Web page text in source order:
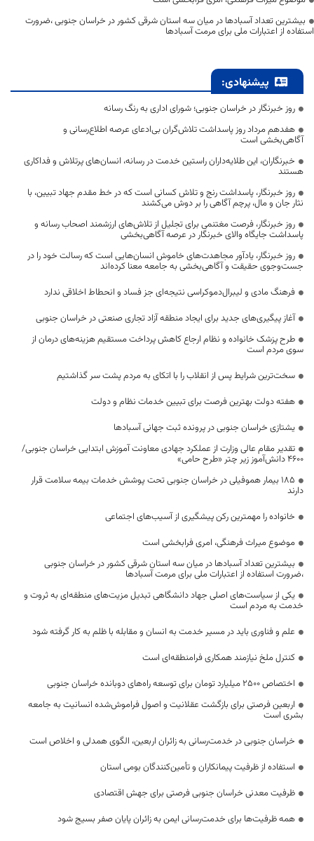
بیشترین تعداد آسبادها در میان سه استان شرقی کشور در خراسان جنوبی ،ضرورت
استفاده از اعتبارات ملی برای مرمت آسبادها
پیشنهادی:
روز خبرنگار در خراسان جنوبی؛ شورای اداری به رنگ رسانه
هفدهم مرداد روز پاسداشت تلاش‌گران بی‌ادعای عرصه اطلاع‌رسانی و
آگاهی‌بخشی است
خبرنگاران، این طلایه‌داران راستین خدمت در رسانه، انسان‌های پرتلاش و فداکاری
هستند
روز خبرنگار، پاسداشت رنج و تلاش کسانی است که در خط مقدم جهاد تبیین، با
نثار جان و مال، پرچم آگاهی را بر دوش می‌کشند
روز خبرنگار، فرصت مغتنمی برای تجلیل از تلاش‌های ارزشمند اصحاب رسانه و
پاسداشت جایگاه والای خبرنگار در عرصه آگاهی‌بخشی
روز خبرنگار، یادآور مجاهدت‌های خاموش انسان‌هایی است که رسالت خود را در
جست‌وجوی حقیقت و آگاهی‌بخشی به جامعه معنا کرده‌اند
فرهنگ مادی و لیبرال‌دموکراسی نتیجه‌ای جز فساد و انحطاط اخلاقی ندارد
آغاز پیگیری‌های جدید برای ایجاد منطقه آزاد تجاری صنعتی در خراسان جنوبی
طرح پزشک خانواده و نظام ارجاع کاهش پرداخت مستقیم هزینه‌های درمان از
سوی مردم است
سخت‌ترین شرایط پس از انقلاب را با اتکای به مردم پشت سر گذاشتیم
هفته دولت بهترین فرصت برای تبیین خدمات نظام و دولت
یشتازی خراسان جنوبی در پرونده ثبت جهانی آسبادها
تقدیر مقام عالی وزارت از عملکرد جهادی معاونت آموزش ابتدایی خراسان جنوبی/
۴۶۰۰ دانش‌آموز زیر چتر «طرح حامی»
۱۸۵ بیمار هموفیلی در خراسان جنوبی تحت پوشش خدمات بیمه سلامت قرار
دارند
خانواده را مهمترین رکن پیشگیری از آسیب‌های اجتماعی
موضوع میراث فرهنگی، امری فرابخشی است
بیشترین تعداد آسبادها در میان سه استان شرقی کشور در خراسان جنوبی
،ضرورت استفاده از اعتبارات ملی برای مرمت آسبادها
یکی از سیاست‌های اصلی جهاد دانشگاهی تبدیل مزیت‌های منطقه‌ای به ثروت و
خدمت به مردم است
علم و فناوری باید در مسیر خدمت به انسان و مقابله با ظلم به کار گرفته شود
کنترل ملخ نیازمند همکاری فرامنطقه‌ای است
اختصاص 2500 میلیارد تومان برای توسعه راه‌های دوبانده خراسان جنوبی
اربعین فرصتی برای بازگشت عقلانیت و اصول فراموش‌شده انسانیت به جامعه
بشری است
خراسان جنوبی در خدمت‌رسانی به زائران اربعین، الگوی همدلی و اخلاص است
استفاده از ظرفیت پیمانکاران و تأمین‌کنندگان بومی استان
ظرفیت معدنی خراسان جنوبی فرصتی برای جهش اقتصادی
همه ظرفیت‌ها برای خدمت‌رسانی ایمن به زائران پایان صفر بسیج شود